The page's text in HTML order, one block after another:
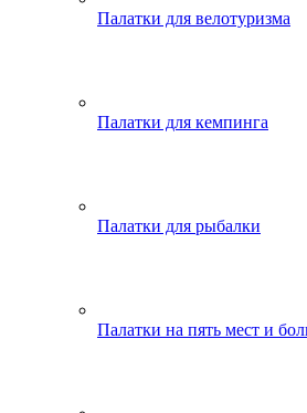
Палатки для велотуризма
Палатки для кемпинга
Палатки для рыбалки
Палатки на пять мест и